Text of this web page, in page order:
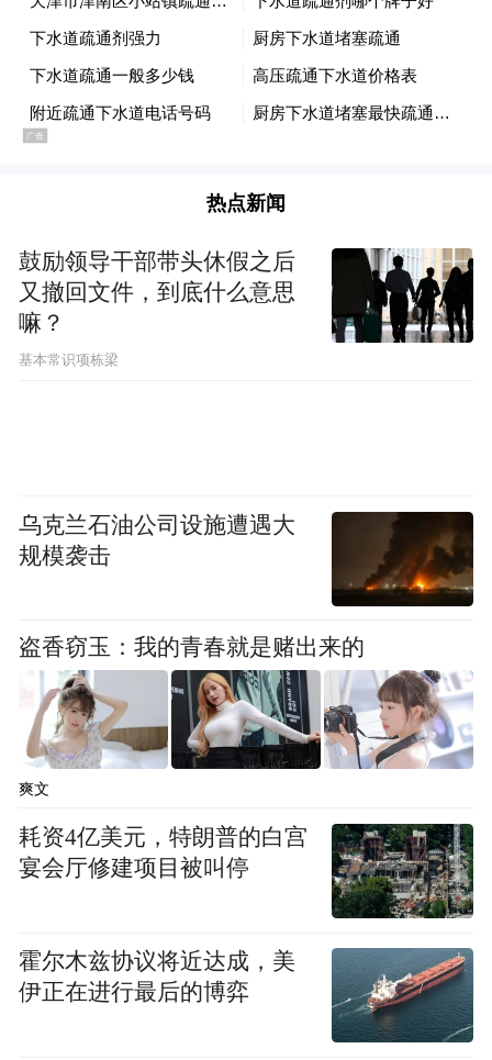
热点新闻
鼓励领导干部带头休假之后
又撤回文件，到底什么意思
嘛？
基本常识项栋梁
乌克兰石油公司设施遭遇大
规模袭击
盗香窃玉：我的青春就是赌出来的
爽文
耗资4亿美元，特朗普的白宫
宴会厅修建项目被叫停
霍尔木兹协议将近达成，美
伊正在进行最后的博弈